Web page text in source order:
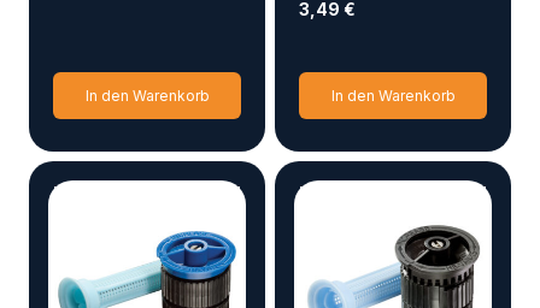
In den Warenkorb
3,49 €
In den Warenkorb